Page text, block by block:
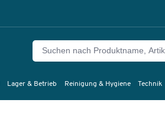
Lager & Betrieb Reinigung & Hygiene Technik